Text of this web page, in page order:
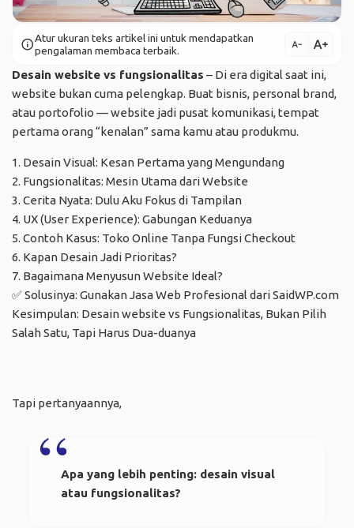
infoAtur ukuran teks artikel ini untuk mendapatkan
pengalaman membaca terbaik.
text_decrease text_increase
Desain website vs fungsionalitas – Di era digital saat ini,
website bukan cuma pelengkap. Buat bisnis, personal brand,
atau portofolio — website jadi pusat komunikasi, tempat
pertama orang “kenalan” sama kamu atau produkmu.
1. Desain Visual: Kesan Pertama yang Mengundang
2. Fungsionalitas: Mesin Utama dari Website
3. Cerita Nyata: Dulu Aku Fokus di Tampilan
4. UX (User Experience): Gabungan Keduanya
5. Contoh Kasus: Toko Online Tanpa Fungsi Checkout
6. Kapan Desain Jadi Prioritas?
7. Bagaimana Menyusun Website Ideal?
✅ Solusinya: Gunakan Jasa Web Profesional dari SaidWP.com
Kesimpulan: Desain website vs Fungsionalitas, Bukan Pilih
Salah Satu, Tapi Harus Dua-duanya
Tapi pertanyaannya,
Apa yang lebih penting: desain visual
atau fungsionalitas?